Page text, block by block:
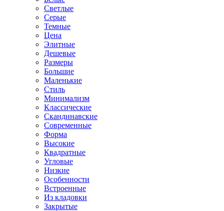
Светлые
Серые
Темные
Цена
Элитные
Дешевые
Размеры
Большие
Маленькие
Стиль
Минимализм
Классические
Скандинавские
Современные
Форма
Высокие
Квадратные
Угловые
Низкие
Особенности
Встроенные
Из кладовки
Закрытые